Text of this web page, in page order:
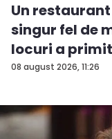
08 august 2026, 11:26
Un
singur fel de
locuri a